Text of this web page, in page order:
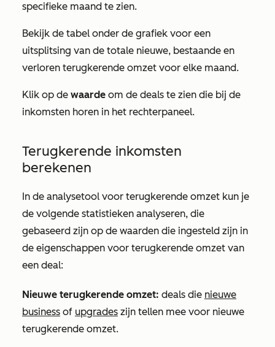
specifieke maand te zien.
Bekijk de tabel onder de grafiek voor een
uitsplitsing van de totale nieuwe, bestaande en
verloren terugkerende omzet voor elke maand.
Klik op de waarde om de deals te zien die bij de
inkomsten horen in het rechterpaneel.
Terugkerende inkomsten
berekenen
In de analysetool voor terugkerende omzet kun je
de volgende statistieken analyseren, die
gebaseerd zijn op de waarden die ingesteld zijn in
de eigenschappen voor terugkerende omzet van
een deal:
Nieuwe terugkerende omzet: deals die nieuwe
business of upgrades zijn tellen mee voor nieuwe
terugkerende omzet.